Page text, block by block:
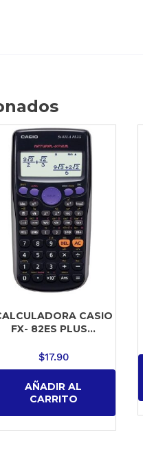
CASIO
FX- 82ES PLUS...
$17.90
AÑADIR AL
CARRITO